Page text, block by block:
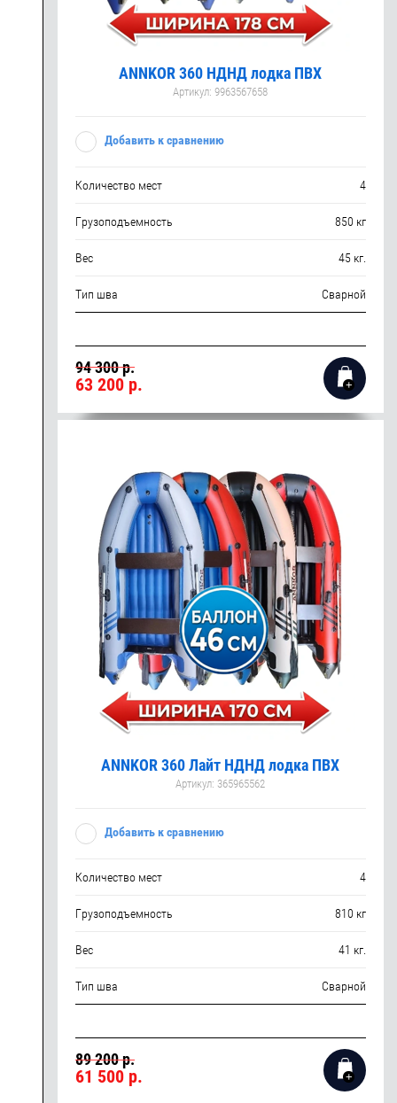
ANNKOR 360 НДНД лодка ПВХ
Артикул: 9963567658
Добавить к сравнению
Количество мест 4
Грузоподъемность 850 кг
Вес 45 кг.
Тип шва Сварной
94 300 р.
63 200р.
ANNKOR 360 Лайт НДНД лодка ПВХ
Артикул: 365965562
Добавить к сравнению
Количество мест 4
Грузоподъемность 810 кг
Вес 41 кг.
Тип шва Сварной
89 200 р.
61 500р.